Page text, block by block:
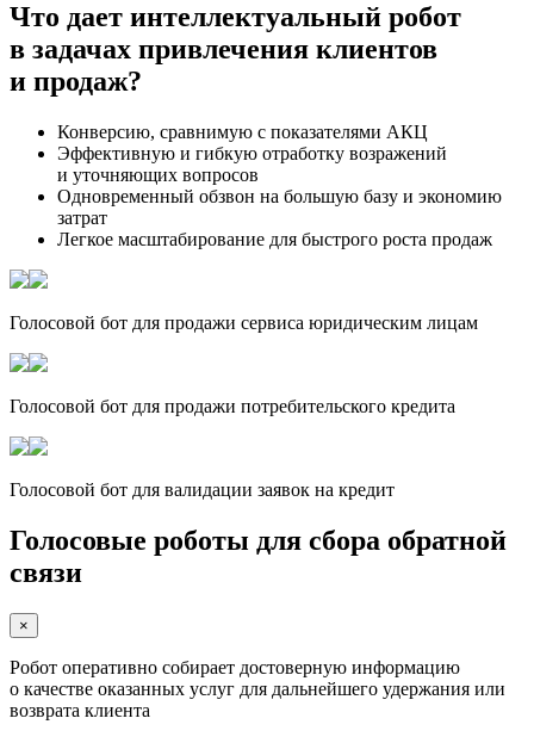
Что дает интеллектуальный робот
в задачах привлечения клиентов
и продаж?
Конверсию, сравнимую с показателями АКЦ
Эффективную и гибкую отработку возражений
и уточняющих вопросов
Одновременный обзвон на большую базу и экономию
затрат
Легкое масштабирование для быстрого роста продаж
Голосовой бот для продажи сервиса юридическим лицам
Голосовой бот для продажи потребительского кредита
Голосовой бот для валидации заявок на кредит
Голосовые роботы для сбора обратной
связи
×
Робот оперативно собирает достоверную информацию
о качестве оказанных услуг для дальнейшего удержания или
возврата клиента